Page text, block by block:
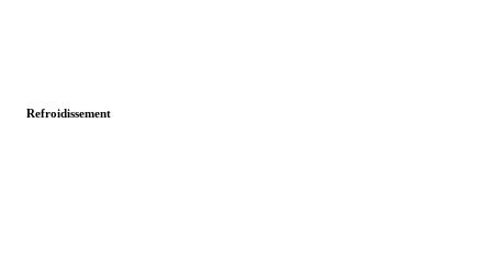
Refroidissement